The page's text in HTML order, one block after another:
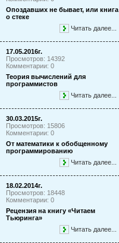
Опоздавших не бывает, или книга
о стеке
Читать далее...
17.05.2016г.
Просмотров: 14392
Комментарии: 0
Теория вычислений для
программистов
Читать далее...
30.03.2015г.
Просмотров: 15806
Комментарии: 0
От математики к обобщенному
программированию
Читать далее...
18.02.2014г.
Просмотров: 18448
Комментарии: 0
Рецензия на книгу «Читаем
Тьюринга»
Читать далее...